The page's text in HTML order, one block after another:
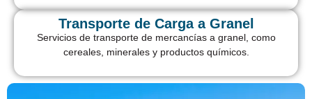
Transporte de Carga a Granel
Servicios de transporte de mercancías a granel, como
cereales, minerales y productos químicos.